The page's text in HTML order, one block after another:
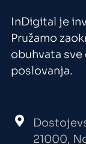
InDigital je
Pružamo
obuhvata
poslovanja.
21000,